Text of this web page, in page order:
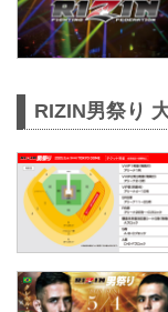
RIZIN男祭り